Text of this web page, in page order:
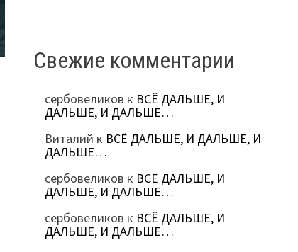
Свежие комментарии
сербовеликов к ВСЁ ДАЛЬШЕ, И
ДАЛЬШЕ, И ДАЛЬШЕ…
Виталий к ВСЁ ДАЛЬШЕ, И ДАЛЬШЕ, И
ДАЛЬШЕ…
сербовеликов к ВСЁ ДАЛЬШЕ, И
ДАЛЬШЕ, И ДАЛЬШЕ…
сербовеликов к ВСЁ ДАЛЬШЕ, И
ДАЛЬШЕ, И ДАЛЬШЕ…